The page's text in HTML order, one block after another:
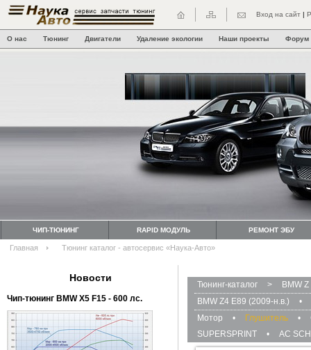
Вход на сайт |
О нас Тюнинг Двигатели Удаление экологии Наши проекты Форум
ЧИП-ТЮНИНГ RAPID МОДУЛЬ РЕМОНТ ЭБУ
Главная Тюнинг каталог - автосервис «Наука-Авто»
Новости
Чип-тюнинг BMW Х5 F15 - 600 лс.
Тюнинг-каталог >
BMW
BMW Z4 E89 (2009-н.в.)
•
Мотор
• Глушитель •
SUPERSPRINT
• AC